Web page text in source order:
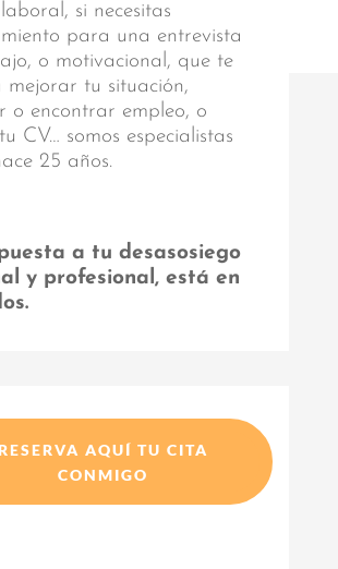
si necesitas
para una entrevista
o motivacional, que te
mejorar tu situación,
o encontrar empleo, o
CV… somos especialistas
25 años.
a tu desasosiego
y profesional, está en
AQUÍ TU CITA
CONMIGO